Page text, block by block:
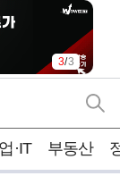
3/3
·IT 부동산